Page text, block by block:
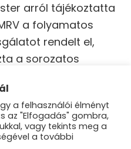
arról tájékoztatta
a folyamatos
rendelt el,
a sorozatos
a felhasználói élményt
az "Elfogadás" gombra,
vagy tekints meg a
a további